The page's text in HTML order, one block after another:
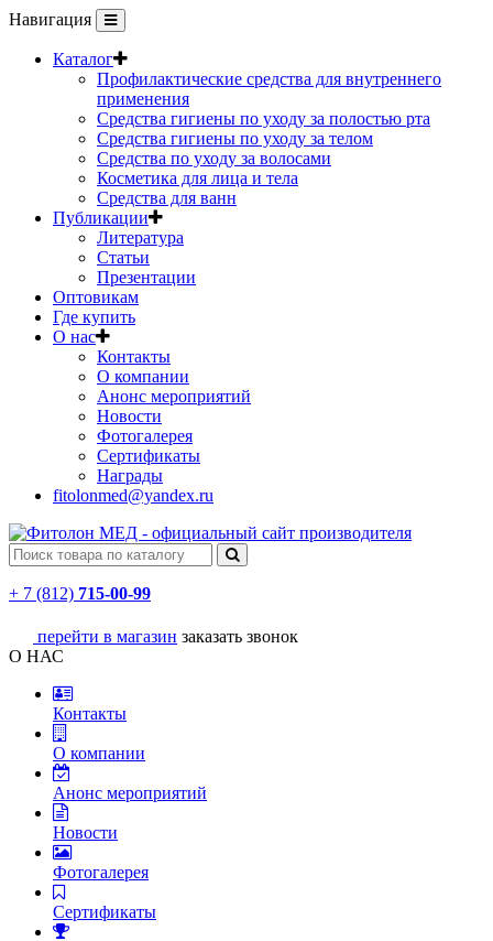
Навигация
Каталог
Профилактические средства для внутреннего
применения
Средства гигиены по уходу за полостью рта
Средства гигиены по уходу за телом
Средства по уходу за волосами
Косметика для лица и тела
Средства для ванн
Публикации
Литература
Статьи
Презентации
Оптовикам
Где купить
О нас
Контакты
О компании
Анонс мероприятий
Новости
Фотогалерея
Сертификаты
Награды
fitolonmed@yandex.ru
+ 7 (812) 715-00-99
перейти в магазин заказать звонок
О НАС
Контакты
О компании
Анонс мероприятий
Новости
Фотогалерея
Сертификаты